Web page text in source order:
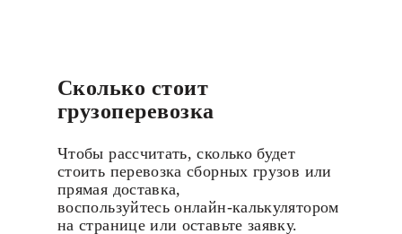
Сколько стоит
грузоперевозка
Чтобы рассчитать, сколько будет
стоить перевозка сборных грузов или
прямая доставка,
воспользуйтесь онлайн-калькулятором
на странице или оставьте заявку.